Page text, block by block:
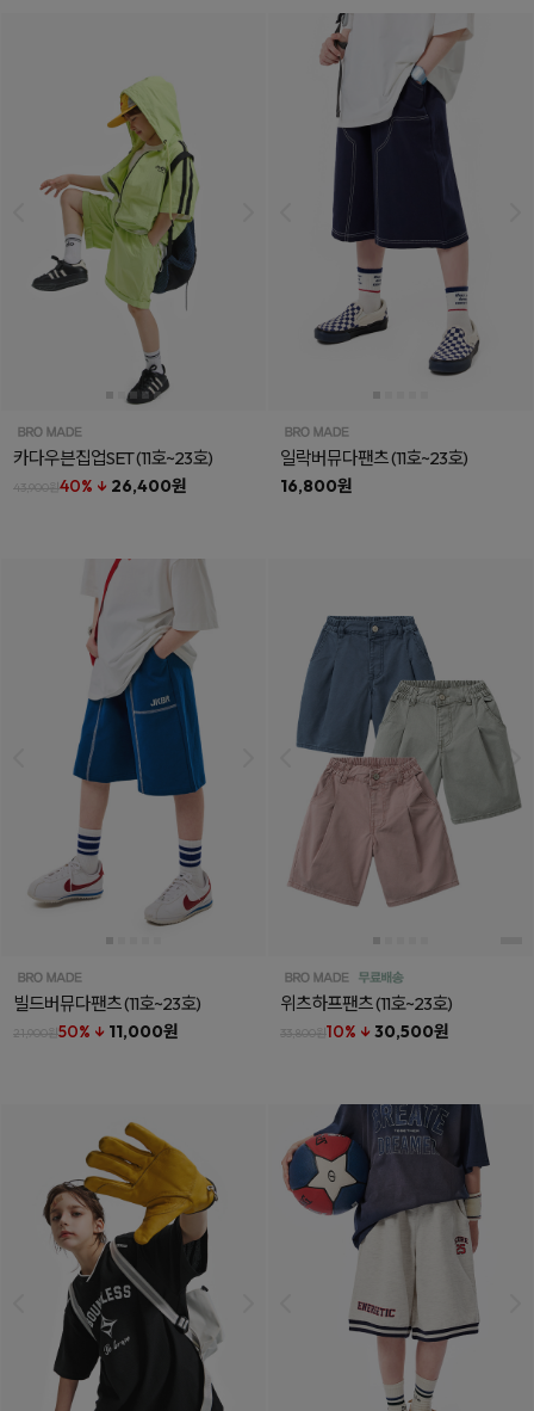
카다우븐집업SET(11호~23호)
43,900원40% ↓ 26,400원
일락버뮤다팬츠(11호~23호)
16,800원
빌드버뮤다팬츠(11호~23호)
21,900원50% ↓ 11,000원
위츠하프팬츠(11호~23호)
33,800원10% ↓ 30,500원